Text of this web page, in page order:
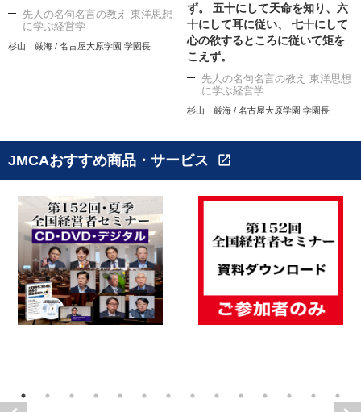
先人の名句名言の教え 東洋思想
に学ぶ経営学
杉山 厳海 / 名古屋大原学園 学園長
ず。 五十にして天命を知り、六
十にして耳に従い、 七十にして
心の欲するところに従いて矩を
こえず。
先人の名句名言の教え 東洋思想
に学ぶ経営学
杉山 厳海 / 名古屋大原学園 学園長
JMCAおすすめ商品・サービス open_in_new